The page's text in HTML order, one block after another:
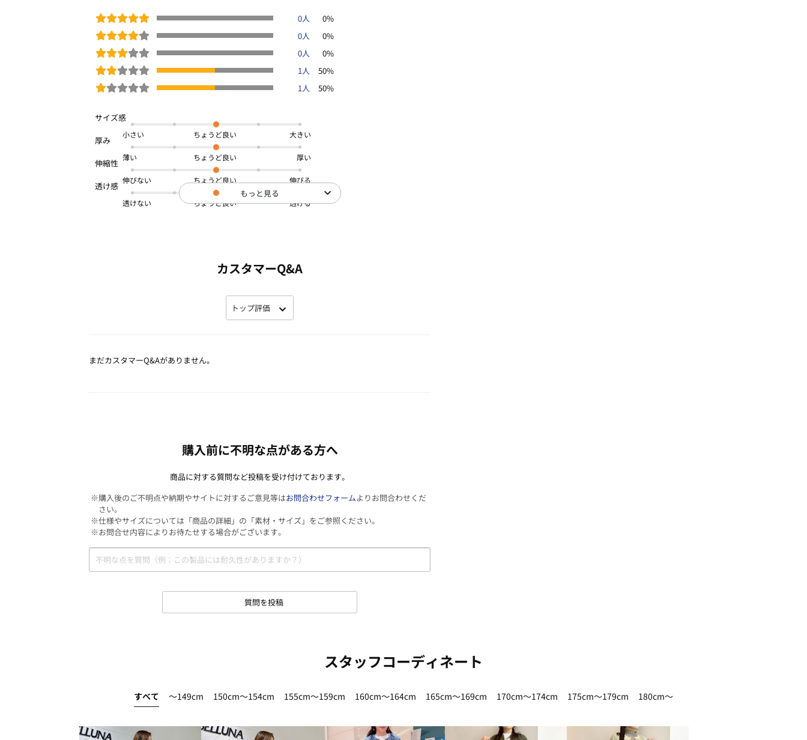
0人
0%
0人
0%
0人
0%
1人
50%
1人
50%
小さい 大きい
薄い 厚い
伸びない 伸びる
透けない 透ける
もっと見る
カスタマーQ&A
まだカスタマーQ&Aがありません。
購入前に不明な点がある方へ
商品に対する質問など投稿を受け付けております。
※購入後のご不明点や納期やサイトに対するご意見等はお問合わせフォームよりお問合わせくだ
さい。
※仕様やサイズについては「商品の詳細」の「素材・サイズ」をご参照ください。
※お問合せ内容によりお待たせする場合がございます。
質問を投稿
スタッフコーディネート
すべて ～149cm 150cm～154cm 155cm～159cm 160cm～164cm 165cm～169cm 170cm～174cm 175cm～179cm 180cm～